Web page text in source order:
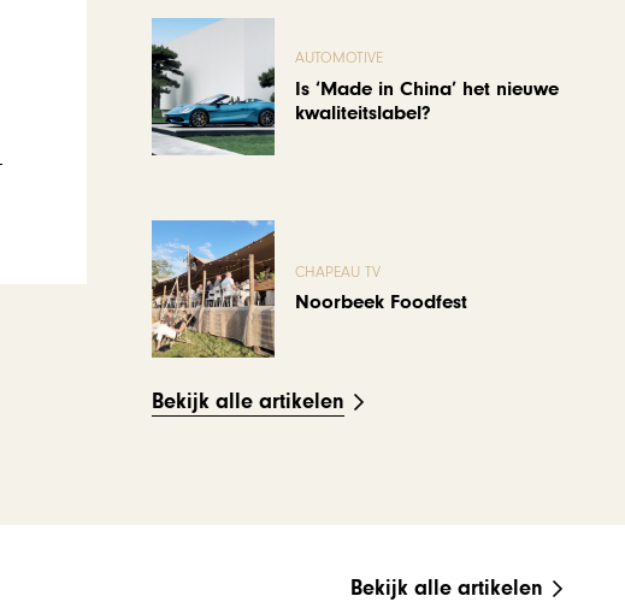
AUTOMOTIVE
Is ‘Made in China’ het nieuwe
kwaliteitslabel?
CHAPEAU TV
Noorbeek Foodfest
Bekijk alle artikelen
Bekijk alle artikelen